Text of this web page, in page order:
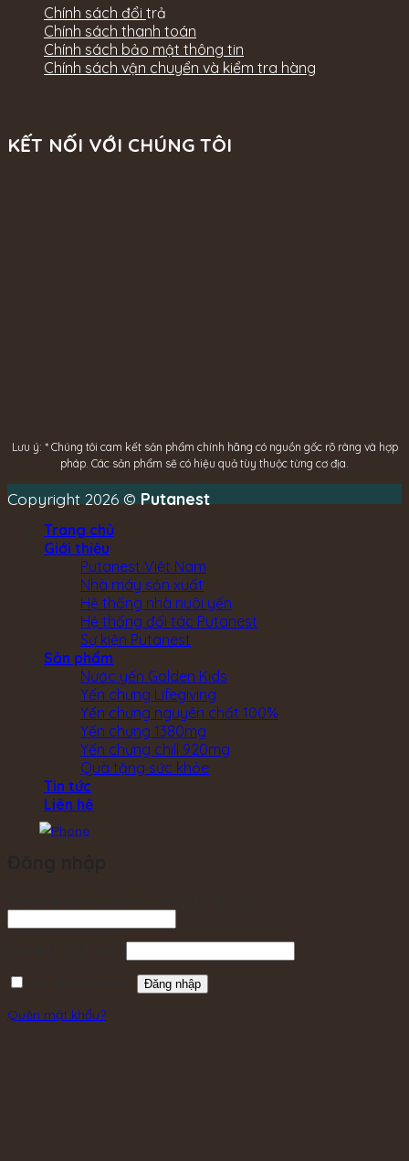
Chính sách đổi trả
Chính sách thanh toán
Chính sách bảo mật thông tin
Chính sách vận chuyển và kiểm tra hàng
KẾT NỐI VỚI CHÚNG TÔI
Lưu ý: * Chúng tôi cam kết sản phẩm chính hãng có nguồn gốc rõ ràng và hợp
pháp. Các sản phẩm sẽ có hiệu quả tùy thuộc từng cơ địa.
Copyright 2026 © Putanest
Trang chủ
Giới thiệu
Putanest Việt Nam
Nhà máy sản xuất
Hệ thống nhà nuôi yến
Hệ thống đối tác Putanest
Sự kiện Putanest
Sản phẩm
Nước yến Golden Kids
Yến chưng Lifegiving
Yến chưng nguyên chất 100%
Yến chưng 1380mg
Yến chưng chill 920mg
Quà tặng sức khỏe
Tin tức
Liên hệ
Đăng nhập
Quên mật khẩu?